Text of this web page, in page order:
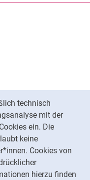
technisch
mit der
ein. Die
keine
Cookies von
hierzu finden